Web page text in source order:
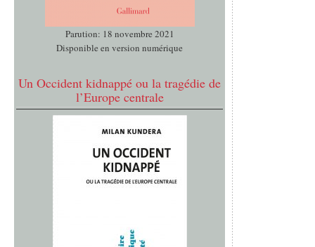
Parution: 18 novembre 2021
Disponible en version numérique
Un Occident kidnappé ou la tragédie de
l’Europe centrale